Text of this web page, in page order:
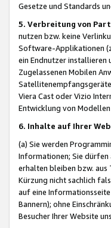
Gesetze und Standards
5. Verbreitung von
nutzen bzw. keine
Software-Applikationen
ein Endnutzer installieren
Zugelassenen Mobilen
Viera Cast oder Vizio
Entwicklung von
6. Inhalte auf Ihrer
(a) Sie werden
Informationen; Sie dürfen
erhalten bleiben bzw. aus
Kürzung nicht sachlich
auf eine
Bannern); ohne
Besucher Ihrer Website